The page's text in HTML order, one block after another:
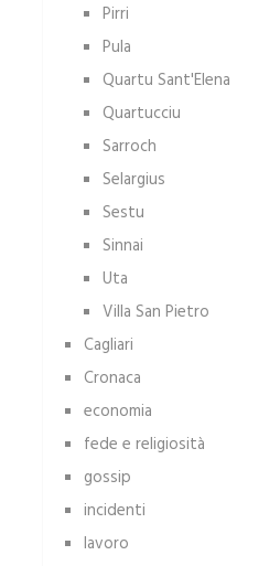
Pirri
Pula
Quartu Sant'Elena
Quartucciu
Sarroch
Selargius
Sestu
Sinnai
Uta
Villa San Pietro
Cagliari
Cronaca
economia
fede e religiosità
gossip
incidenti
lavoro